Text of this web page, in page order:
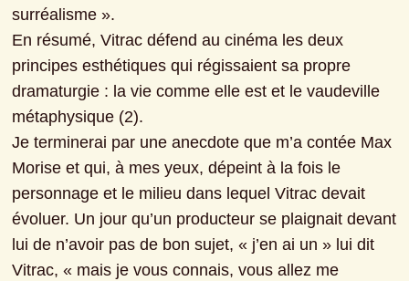
surréalisme ».
En résumé, Vitrac défend au cinéma les deux
principes esthétiques qui régissaient sa propre
dramaturgie : la vie comme elle est et le vaudeville
métaphysique (2).
Je terminerai par une anecdote que m’a contée Max
Morise et qui, à mes yeux, dépeint à la fois le
personnage et le milieu dans lequel Vitrac devait
évoluer. Un jour qu’un producteur se plaignait devant
lui de n’avoir pas de bon sujet, « j’en ai un » lui dit
Vitrac, « mais je vous connais, vous allez me